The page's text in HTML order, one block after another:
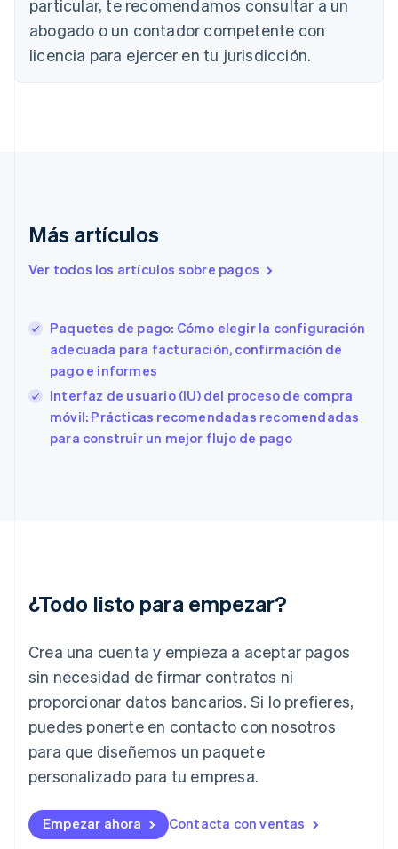
particular, te recomendamos consultar a un
abogado o un contador competente con
licencia para ejercer en tu jurisdicción.
Más artículos
Ver todos los artículos sobre pagos
Paquetes de pago: Cómo elegir la configuración
adecuada para facturación, confirmación de
pago e informes
Interfaz de usuario (IU) del proceso de compra
móvil: Prácticas recomendadas recomendadas
para construir un mejor flujo de pago
¿Todo listo para empezar?
Crea una cuenta y empieza a aceptar pagos
sin necesidad de firmar contratos ni
proporcionar datos bancarios. Si lo prefieres,
puedes ponerte en contacto con nosotros
para que diseñemos un paquete
personalizado para tu empresa.
Empezar ahora Contacta con ventas
EnglishFrançais
China continental
简体中文English
Chipre
English
English
EnglishItaliano
Estados Unidos
English Español 简体中文
English
Finlandia
English Svenska
Francia
Irlanda
Italia
English
Japón
日本語English
Letonia
Liechtenstein
DeutschEnglish
English
Luxemburgo